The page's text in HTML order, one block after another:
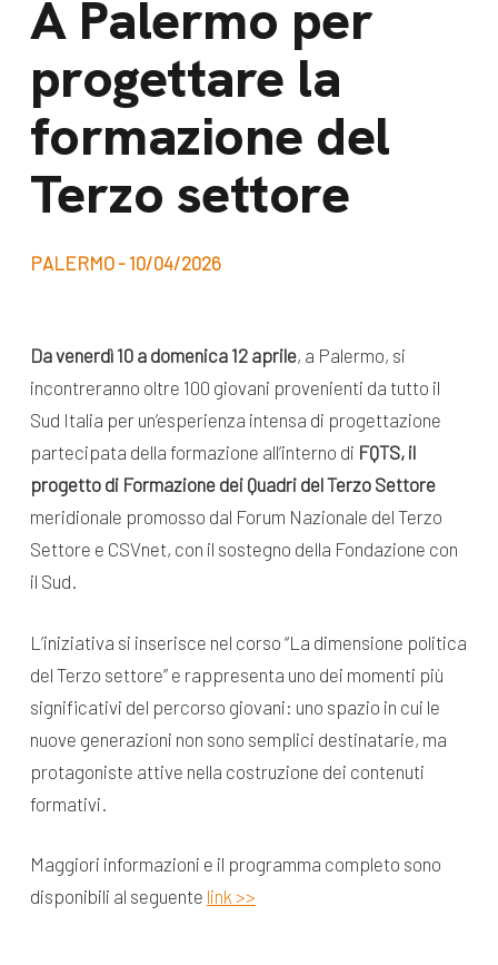
A Palermo per
progettare la
formazione del
Terzo settore
PALERMO - 10/04/2026
Da venerdì 10 a domenica 12 aprile, a Palermo, si
incontreranno oltre 100 giovani provenienti da tutto il
Sud Italia per un’esperienza intensa di progettazione
partecipata della formazione all’interno di FQTS, il
progetto di Formazione dei Quadri del Terzo Settore
meridionale promosso dal Forum Nazionale del Terzo
Settore e CSVnet, con il sostegno della Fondazione con
il Sud.
L’iniziativa si inserisce nel corso “La dimensione politica
del Terzo settore” e rappresenta uno dei momenti più
significativi del percorso giovani: uno spazio in cui le
nuove generazioni non sono semplici destinatarie, ma
protagoniste attive nella costruzione dei contenuti
formativi.
Maggiori informazioni e il programma completo sono
disponibili al seguente link >>
Lavora con noi
Bilancio di
missione
News e
appuntamenti
News
dal Sud
Campagne
Libri e
pubblicazioni
Docufilm
Seguici sui social: